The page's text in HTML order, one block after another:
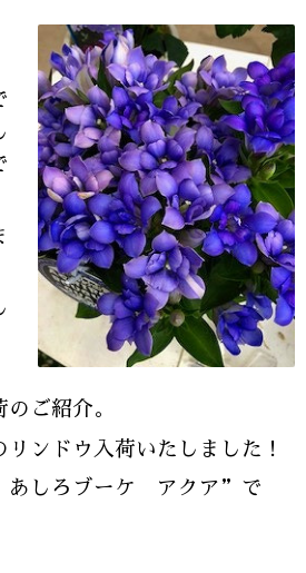
ご紹介。
ンドウ入荷いたしました！
しろブーケ アクア”で